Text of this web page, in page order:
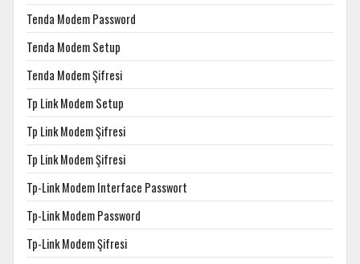
Tenda Modem Password
Tenda Modem Setup
Tenda Modem Şifresi
Tp Link Modem Setup
Tp Link Modem Şifresi
Tp Link Modem Şifresi
Tp-Link Modem Interface Passwort
Tp-Link Modem Password
Tp-Link Modem Şifresi